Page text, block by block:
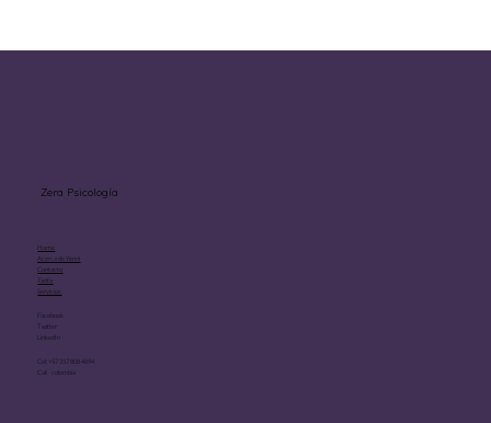
Zera Psicología
Cel: +57 317 808 4694
Cali - colombia
Home
Acerca de Yenni
Contacto
Tarifa
Servicios
Facebook
Twitter
LinkedIn